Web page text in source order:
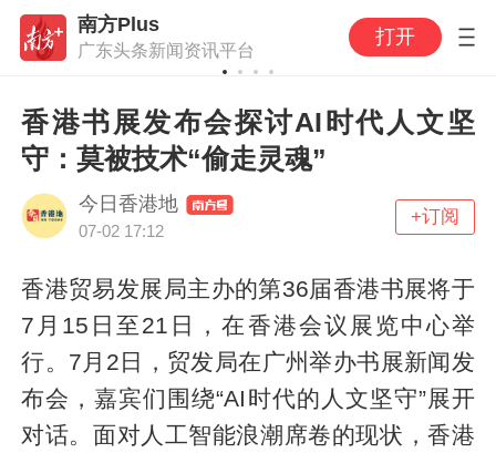
南方Plus
广东头条新闻资讯平台
打开
香港书展发布会探讨AI时代人文坚
守：莫被技术“偷走灵魂”
今日香港地
07-02 17:12
+订阅
香港贸易发展局主办的第36届香港书展将于
7月15日至21日，在香港会议展览中心举
行。7月2日，贸发局在广州举办书展新闻发
布会，嘉宾们围绕“AI时代的人文坚守”展开
对话。面对人工智能浪潮席卷的现状，香港